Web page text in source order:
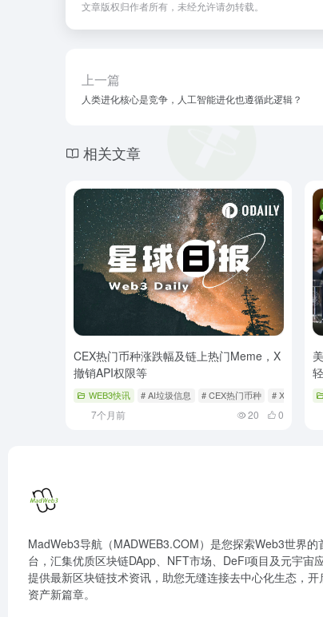
文章版权归作者所有，未经允许请勿转载。
上一篇
人类进化核心是竞争，人工智能进化也遵循此逻辑？
相关文章
CEX热门币种涨跌幅及链上热门Meme，X
撤销API权限等
WEB3快讯 # AI垃圾信息 # CEX热门币种 # X撤销API
7个月前 20 0
轻
MadWeb3导航（MADWEB3.COM）是您探索Web3世界的
台，汇集优质区块链DApp、NFT市场、DeFi项目及元宇宙
提供最新区块链技术资讯，助您无缝连接去中心化生态，开
资产新篇章。